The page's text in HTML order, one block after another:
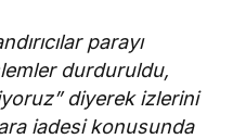
parayı
durduruldu,
diyerek izlerini
iadesi konusunda